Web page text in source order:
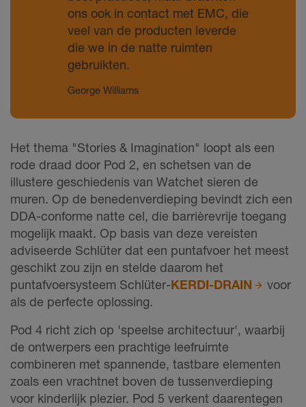
ons ook in contact met EMC, die
veel van de producten leverde
die we in de natte ruimten
gebruikten.
George Williams
Het thema "Stories & Imagination" loopt als een
rode draad door Pod 2, en schetsen van de
illustere geschiedenis van Watchet sieren de
muren. Op de benedenverdieping bevindt zich een
DDA-conforme natte cel, die barrièrevrije toegang
mogelijk maakt. Op basis van deze vereisten
adviseerde Schlüter dat een puntafvoer het meest
geschikt zou zijn en stelde daarom het
puntafvoersysteem Schlüter-KERDI-DRAIN
voor
als de perfecte oplossing.
Pod 4 richt zich op 'speelse architectuur', waarbij
de ontwerpers een prachtige leefruimte
combineren met spannende, tastbare elementen
zoals een vrachtnet boven de tussenverdieping
voor kinderlijk plezier. Pod 5 verkent daarentegen